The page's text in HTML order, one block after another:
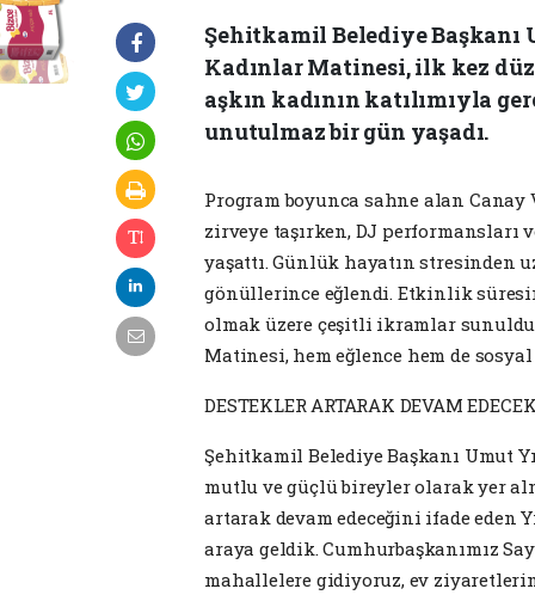
Şehitkamil Belediye Başkanı
Kadınlar Matinesi, ilk kez
aşkın kadının katılımıyla
unutulmaz bir gün yaşadı.
Program boyunca sahne alan
zirveye taşırken, DJ performansları
yaşattı. Günlük hayatın stresinden
gönüllerince eğlendi. Etkinlik
olmak üzere çeşitli ikramlar
Matinesi, hem eğlence hem de
DESTEKLER ARTARAK DEVAM
Şehitkamil Belediye Başkanı Umut
mutlu ve güçlü bireyler olarak yer
artarak devam edeceğini ifade eden
araya geldik. Cumhurbaşkanımız
mahallelere gidiyoruz, ev